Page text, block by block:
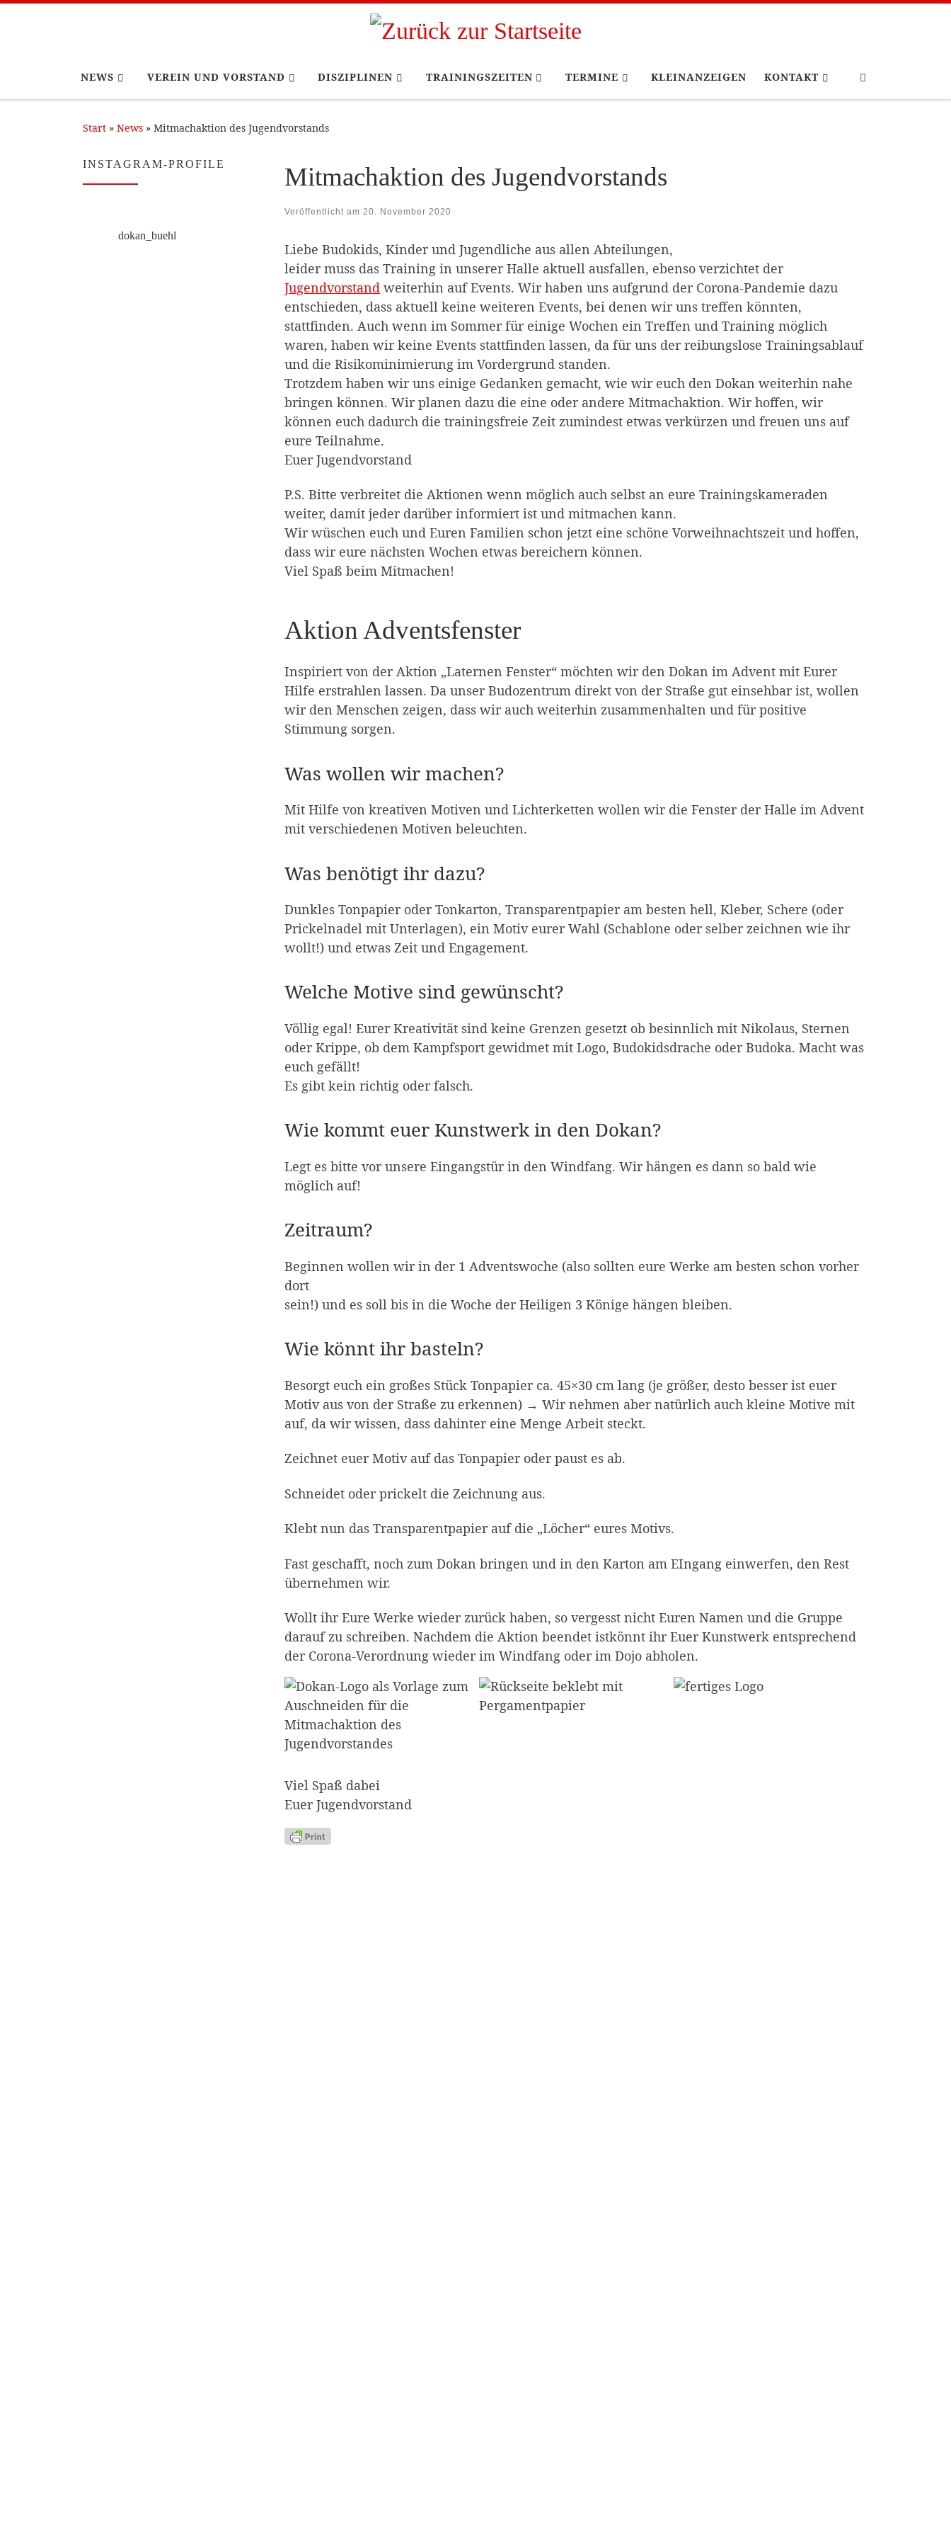
NEWS VEREIN UND VORSTAND DISZIPLINEN TRAININGSZEITEN TERMINE KLEINANZEIGEN KONTAKT
Start » News » Mitmachaktion des Jugendvorstands
Mitmachaktion des Jugendvorstands
Veröffentlicht am 20. November 2020
Liebe Budokids, Kinder und Jugendliche aus allen Abteilungen,
leider muss das Training in unserer Halle aktuell ausfallen, ebenso verzichtet der
Jugendvorstand weiterhin auf Events. Wir haben uns aufgrund der Corona-Pandemie dazu
entschieden, dass aktuell keine weiteren Events, bei denen wir uns treffen könnten,
stattfinden. Auch wenn im Sommer für einige Wochen ein Treffen und Training möglich
waren, haben wir keine Events stattfinden lassen, da für uns der reibungslose Trainingsablauf
und die Risikominimierung im Vordergrund standen.
Trotzdem haben wir uns einige Gedanken gemacht, wie wir euch den Dokan weiterhin nahe
bringen können. Wir planen dazu die eine oder andere Mitmachaktion. Wir hoffen, wir
können euch dadurch die trainingsfreie Zeit zumindest etwas verkürzen und freuen uns auf
eure Teilnahme.
Euer Jugendvorstand
P.S. Bitte verbreitet die Aktionen wenn möglich auch selbst an eure Trainingskameraden
weiter, damit jeder darüber informiert ist und mitmachen kann.
Wir wüschen euch und Euren Familien schon jetzt eine schöne Vorweihnachtszeit und hoffen,
dass wir eure nächsten Wochen etwas bereichern können.
Viel Spaß beim Mitmachen!
Aktion Adventsfenster
Inspiriert von der Aktion „Laternen Fenster“ möchten wir den Dokan im Advent mit Eurer
Hilfe erstrahlen lassen. Da unser Budozentrum direkt von der Straße gut einsehbar ist, wollen
wir den Menschen zeigen, dass wir auch weiterhin zusammenhalten und für positive
Stimmung sorgen.
Was wollen wir machen?
Mit Hilfe von kreativen Motiven und Lichterketten wollen wir die Fenster der Halle im Advent
mit verschiedenen Motiven beleuchten.
Was benötigt ihr dazu?
Dunkles Tonpapier oder Tonkarton, Transparentpapier am besten hell, Kleber, Schere (oder
Prickelnadel mit Unterlagen), ein Motiv eurer Wahl (Schablone oder selber zeichnen wie ihr
wollt!) und etwas Zeit und Engagement.
Welche Motive sind gewünscht?
Völlig egal! Eurer Kreativität sind keine Grenzen gesetzt ob besinnlich mit Nikolaus, Sternen
oder Krippe, ob dem Kampfsport gewidmet mit Logo, Budokidsdrache oder Budoka. Macht was
euch gefällt!
Es gibt kein richtig oder falsch.
Wie kommt euer Kunstwerk in den Dokan?
Legt es bitte vor unsere Eingangstür in den Windfang. Wir hängen es dann so bald wie
möglich auf!
Zeitraum?
Beginnen wollen wir in der 1 Adventswoche (also sollten eure Werke am besten schon vorher
dort
sein!) und es soll bis in die Woche der Heiligen 3 Könige hängen bleiben.
Wie könnt ihr basteln?
Besorgt euch ein großes Stück Tonpapier ca. 45×30 cm lang (je größer, desto besser ist euer
Motiv aus von der Straße zu erkennen) → Wir nehmen aber natürlich auch kleine Motive mit
auf, da wir wissen, dass dahinter eine Menge Arbeit steckt.
Zeichnet euer Motiv auf das Tonpapier oder paust es ab.
Schneidet oder prickelt die Zeichnung aus.
Klebt nun das Transparentpapier auf die „Löcher“ eures Motivs.
Fast geschafft, noch zum Dokan bringen und in den Karton am EIngang einwerfen, den Rest
übernehmen wir.
Wollt ihr Eure Werke wieder zurück haben, so vergesst nicht Euren Namen und die Gruppe
darauf zu schreiben. Nachdem die Aktion beendet istkönnt ihr Euer Kunstwerk entsprechend
der Corona-Verordnung wieder im Windfang oder im Dojo abholen.
Viel Spaß dabei
Euer Jugendvorstand
INSTAGRAM-PROFILE
dokan_buehl